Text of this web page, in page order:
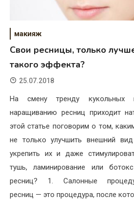
макияж
Свои ресницы, только
такого эффекта?
25.07.2018
На смену тренду кукольных
наращиванию ресниц приходит
этой статье поговорим о том,
не только улучшить внешний
укрепить их и даже
тушь, ламинирование или
ресниц? 1. Салонные
ресниц — это процедура, после